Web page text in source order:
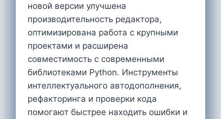
новой версии улучшена
производительность редактора,
оптимизирована работа с крупными
проектами и расширена
совместимость с современными
библиотеками Python. Инструменты
интеллектуального автодополнения,
рефакторинга и проверки кода
помогают быстрее находить ошибки и